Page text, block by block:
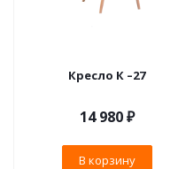
Кресло К –27
14 980₽
В корзину